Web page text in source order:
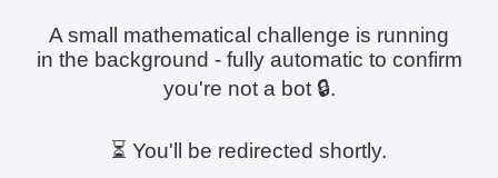
A small mathematical challenge is running
in the background - fully automatic to confirm
you're not a bot 🔒.
⏳ You'll be redirected shortly.